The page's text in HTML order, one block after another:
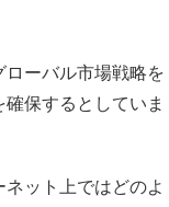
ーバル市場戦略を
保するとしていま
ット上ではどのよ